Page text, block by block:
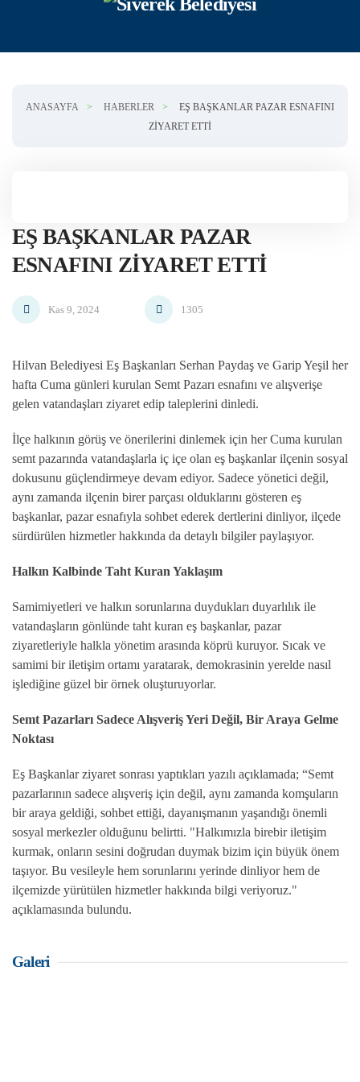
ANASAYFA HABERLER
EŞ BAŞKANLAR PAZAR ESNAFINI
ZIYARET ETTI
EŞ BAŞKANLAR PAZAR
ESNAFINI ZIYARET ETTI
Kas 9, 2024 1305
Hilvan Belediyesi Eş Başkanları Serhan Paydaş ve Garip Yeşil her
hafta Cuma günleri kurulan Semt Pazarı esnafını ve alışverişe
gelen vatandaşları ziyaret edip taleplerini dinledi.
İlçe halkının görüş ve önerilerini dinlemek için her Cuma kurulan
semt pazarında vatandaşlarla iç içe olan eş başkanlar ilçenin sosyal
dokusunu güçlendirmeye devam ediyor. Sadece yönetici değil,
aynı zamanda ilçenin birer parçası olduklarını gösteren eş
başkanlar, pazar esnafıyla sohbet ederek dertlerini dinliyor, ilçede
sürdürülen hizmetler hakkında da detaylı bilgiler paylaşıyor.
Halkın Kalbinde Taht Kuran Yaklaşım
Samimiyetleri ve halkın sorunlarına duydukları duyarlılık ile
vatandaşların gönlünde taht kuran eş başkanlar, pazar
ziyaretleriyle halkla yönetim arasında köprü kuruyor. Sıcak ve
samimi bir iletişim ortamı yaratarak, demokrasinin yerelde nasıl
işlediğine güzel bir örnek oluşturuyorlar.
Semt Pazarları Sadece Alışveriş Yeri Değil, Bir Araya Gelme
Noktası
Eş Başkanlar ziyaret sonrası yaptıkları yazılı açıklamada; “Semt
pazarlarının sadece alışveriş için değil, aynı zamanda komşuların
bir araya geldiği, sohbet ettiği, dayanışmanın yaşandığı önemli
sosyal merkezler olduğunu belirtti. "Halkımızla birebir iletişim
kurmak, onların sesini doğrudan duymak bizim için büyük önem
taşıyor. Bu vesileyle hem sorunlarını yerinde dinliyor hem de
ilçemizde yürütülen hizmetler hakkında bilgi veriyoruz."
açıklamasında bulundu.
Galeri